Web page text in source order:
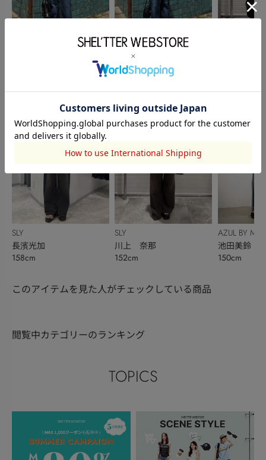
SLY
長濱光加
158cm
SHEL’TTER
富村春菜
SLY
川上 奈那
152cm
AZUL BY
池田美鈴
150cm
このアイテムを見た人がチェックしている商品
閲覧中カテゴリーのランキング
TOPICS